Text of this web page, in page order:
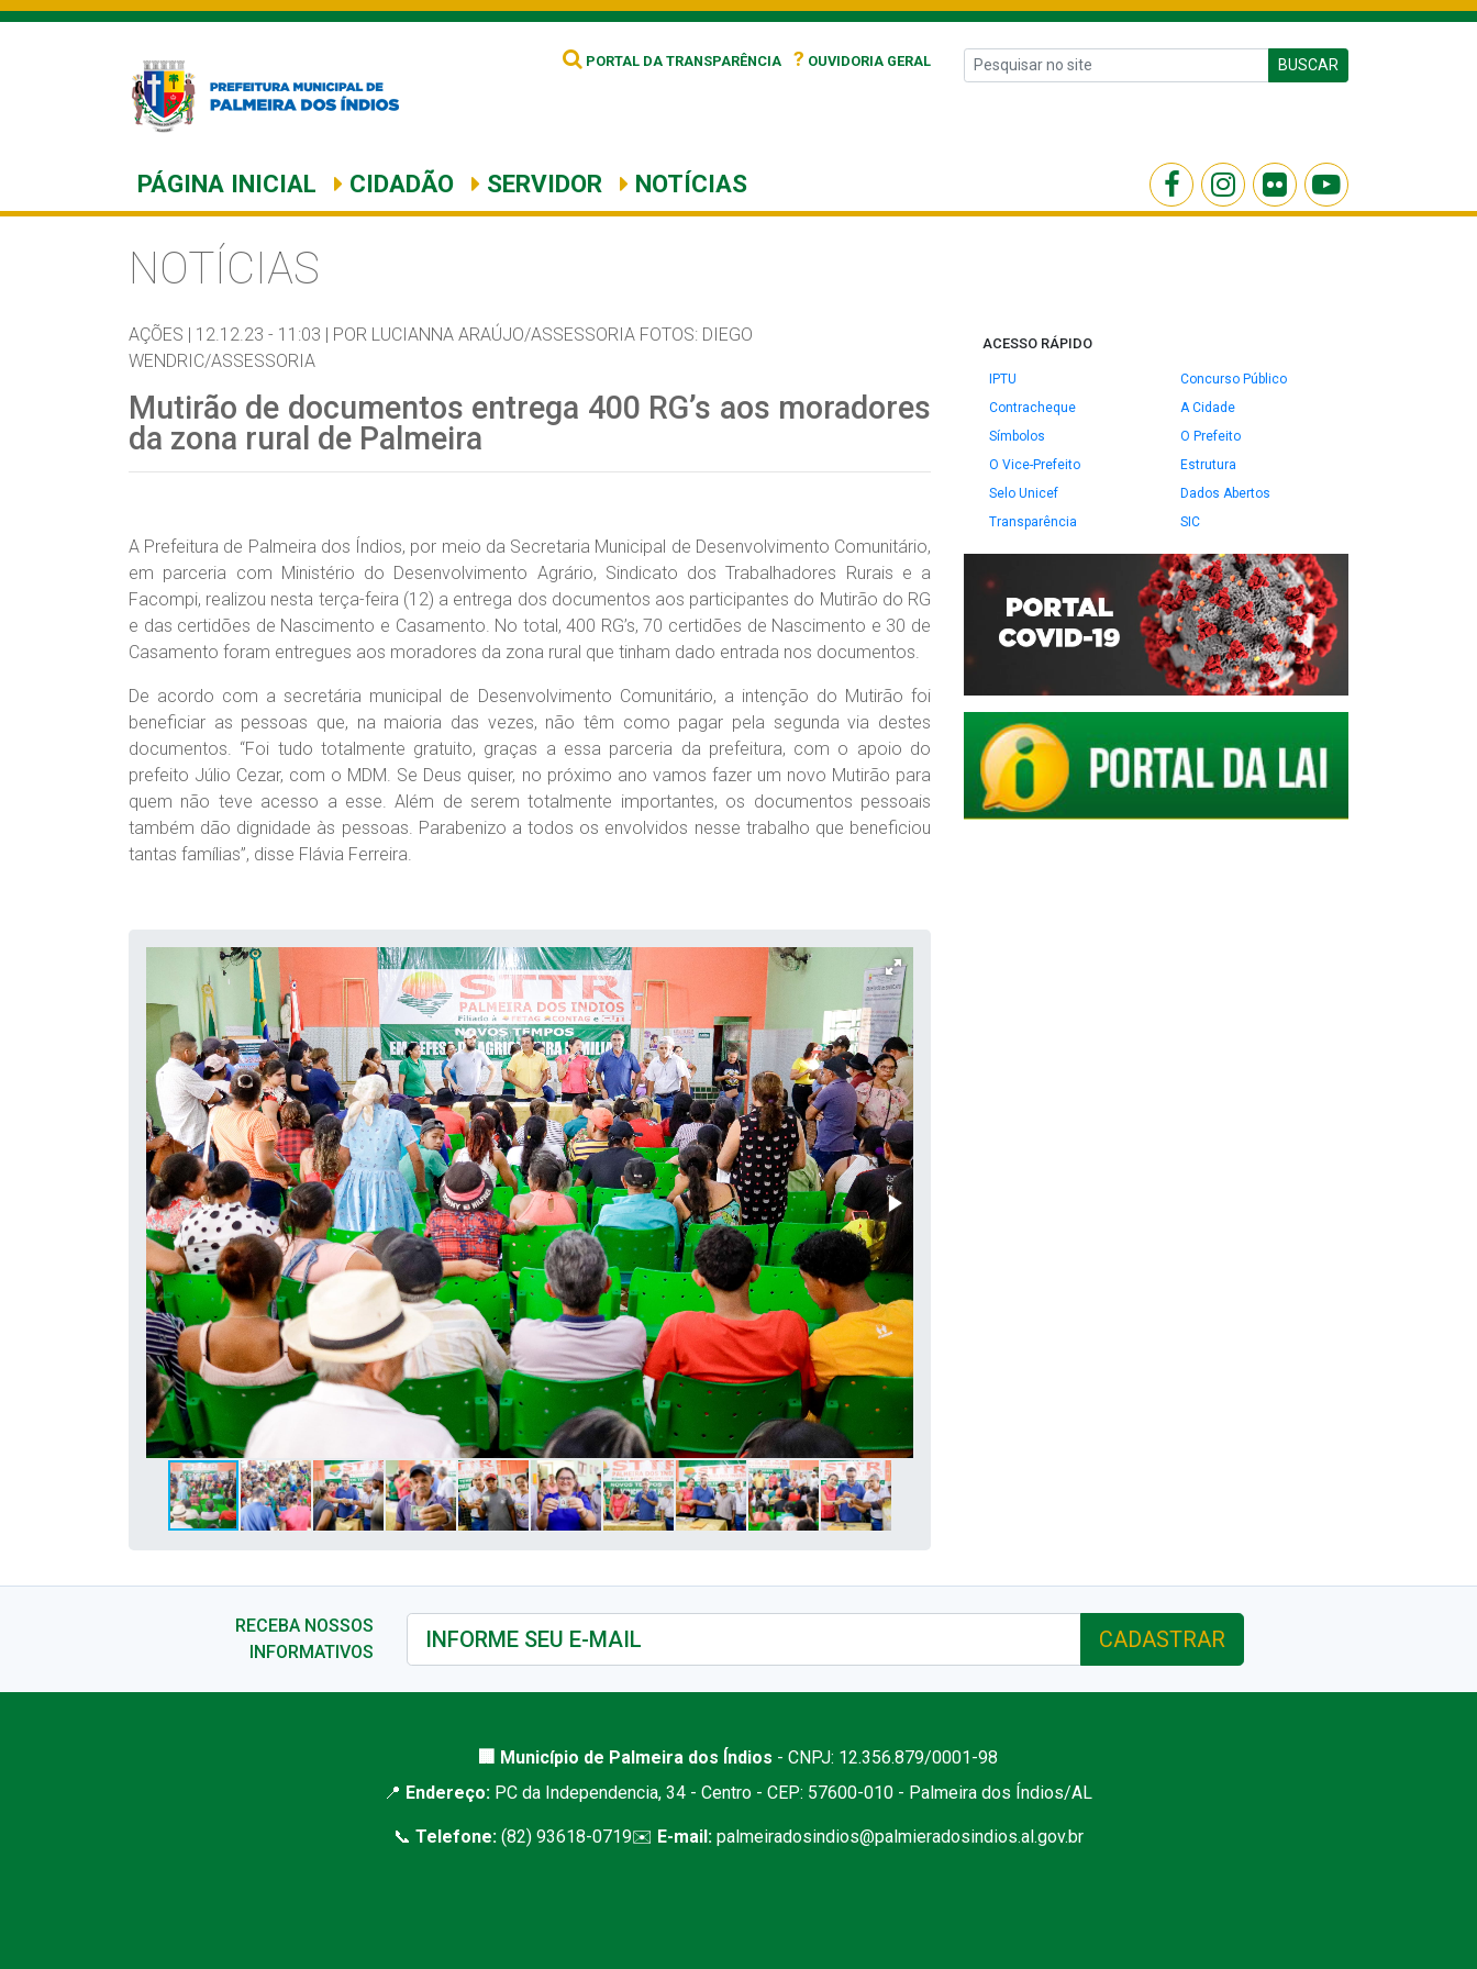
PORTAL DA TRANSPARÊNCIA ? OUVIDORIA GERAL BUSCAR
PÁGINA INICIAL CIDADÃO SERVIDOR NOTÍCIAS
NOTÍCIAS
AÇÕES | 12.12.23 - 11:03 | POR LUCIANNA ARAÚJO/ASSESSORIA FOTOS: DIEGO
WENDRIC/ASSESSORIA
Mutirão de documentos entrega 400 RG’s aos moradores
da zona rural de Palmeira
A Prefeitura de Palmeira dos Índios, por meio da Secretaria Municipal de Desenvolvimento Comunitário,
em parceria com Ministério do Desenvolvimento Agrário, Sindicato dos Trabalhadores Rurais e a
Facompi, realizou nesta terça-feira (12) a entrega dos documentos aos participantes do Mutirão do RG
e das certidões de Nascimento e Casamento. No total, 400 RG’s, 70 certidões de Nascimento e 30 de
Casamento foram entregues aos moradores da zona rural que tinham dado entrada nos documentos.
De acordo com a secretária municipal de Desenvolvimento Comunitário, a intenção do Mutirão foi
beneficiar as pessoas que, na maioria das vezes, não têm como pagar pela segunda via destes
documentos. “Foi tudo totalmente gratuito, graças a essa parceria da prefeitura, com o apoio do
prefeito Júlio Cezar, com o MDM. Se Deus quiser, no próximo ano vamos fazer um novo Mutirão para
quem não teve acesso a esse. Além de serem totalmente importantes, os documentos pessoais
também dão dignidade às pessoas. Parabenizo a todos os envolvidos nesse trabalho que beneficiou
tantas famílias”, disse Flávia Ferreira.
ACESSO RÁPIDO
IPTU
Concurso Público
Contracheque
A Cidade
Símbolos
O Prefeito
O Vice-Prefeito
Estrutura
Selo Unicef
Dados Abertos
Transparência
SIC
RECEBA NOSSOS
INFORMATIVOS
CADASTRAR
🏢 Município de Palmeira dos Índios - CNPJ: 12.356.879/0001-98
📍 Endereço: PC da Independencia, 34 - Centro - CEP: 57600-010 - Palmeira dos Índios/AL
📞 Telefone:(82) 93618-0719✉️ E-mail: palmeiradosindios@palmieradosindios.al.gov.br